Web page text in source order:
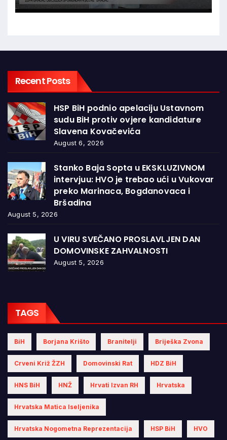
Recent Posts
HSP BiH podnio apelaciju Ustavnom
sudu BiH protiv ovjere kandidature
Slavena Kovačevića
August 6, 2026
Stanko Baja Sopta u EKSKLUZIVNOM
intervjuu: HVO je trebao ući u Vukovar
preko Marinaca, Bogdanovaca i
Bršadina
August 5, 2026
U VIRU SVEČANO PROSLAVLJEN DAN
DOMOVINSKE ZAHVALNOSTI
August 5, 2026
TAGS
BiH Borjana Krišto Branitelji Briješka Zvona
Crveni Križ ŽZH Domovinski Rat HDZ BiH
HNS BiH HNŽ Hrvati Izvan RH Hrvatska
Hrvatska Matica Iseljenika
Hrvatska Nogometna Reprezentacija HSP BiH HVO